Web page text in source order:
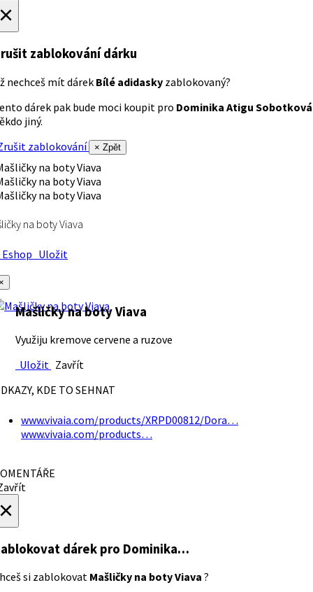
zablokování dárku
nechceš mít dárek Bílé adidasky zablokovaný?
dárek pak bude moci koupit pro Dominika Atigu Sobotková
jiný.
zablokování
× Zpět
na boty Viava
Uložit
Mašličky na boty Viava
Využiju kremove cervene a ruzove
Uložit Zavřít
KDE TO SEHNAT
www.vivaia.com/products/XRPD00812/Dora…
www.vivaia.com/products…
dárek pro Dominika…
si zablokovat Mašličky na boty Viava ?